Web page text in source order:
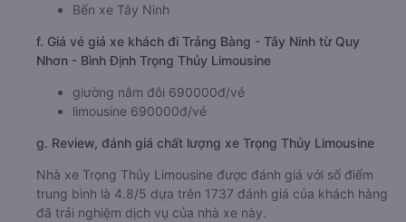
Bến xe Tây Ninh
f. Giá vé giá xe khách đi Trảng Bàng - Tây Ninh từ Quy
Nhơn - Bình Định Trọng Thủy Limousine
giường nằm đôi 690000đ/vé
limousine 690000đ/vé
g. Review, đánh giá chất lượng xe Trọng Thủy Limousine
Nhà xe Trọng Thủy Limousine được đánh giá với số điểm
trung bình là 4.8/5 dựa trên 1737 đánh giá của khách hàng
đã trải nghiệm dịch vụ của nhà xe này.